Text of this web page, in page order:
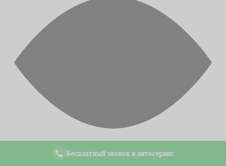
Бесплатный звонок в автосервис